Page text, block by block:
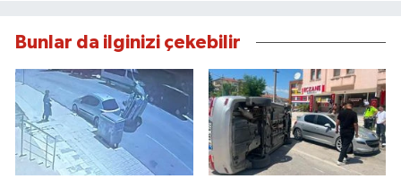
Bunlar da ilginizi çekebilir